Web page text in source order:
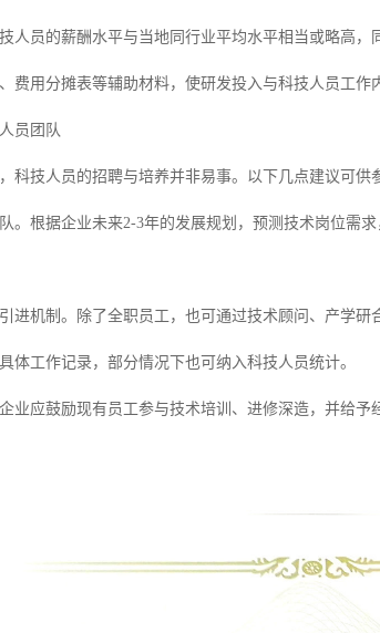
人员的薪酬水平与当地同行业平均水平相当或略高
费用分摊表等辅助材料，使研发投入与科技人员工作
员团队
科技人员的招聘与培养并非易事。以下几点建议可供
。根据企业未来2-3年的发展规划，预测技术岗位需
进机制。除了全职员工，也可通过技术顾问、产学
体工作记录，部分情况下也可纳入科技人员统计。
业应鼓励现有员工参与技术培训、进修深造，并给